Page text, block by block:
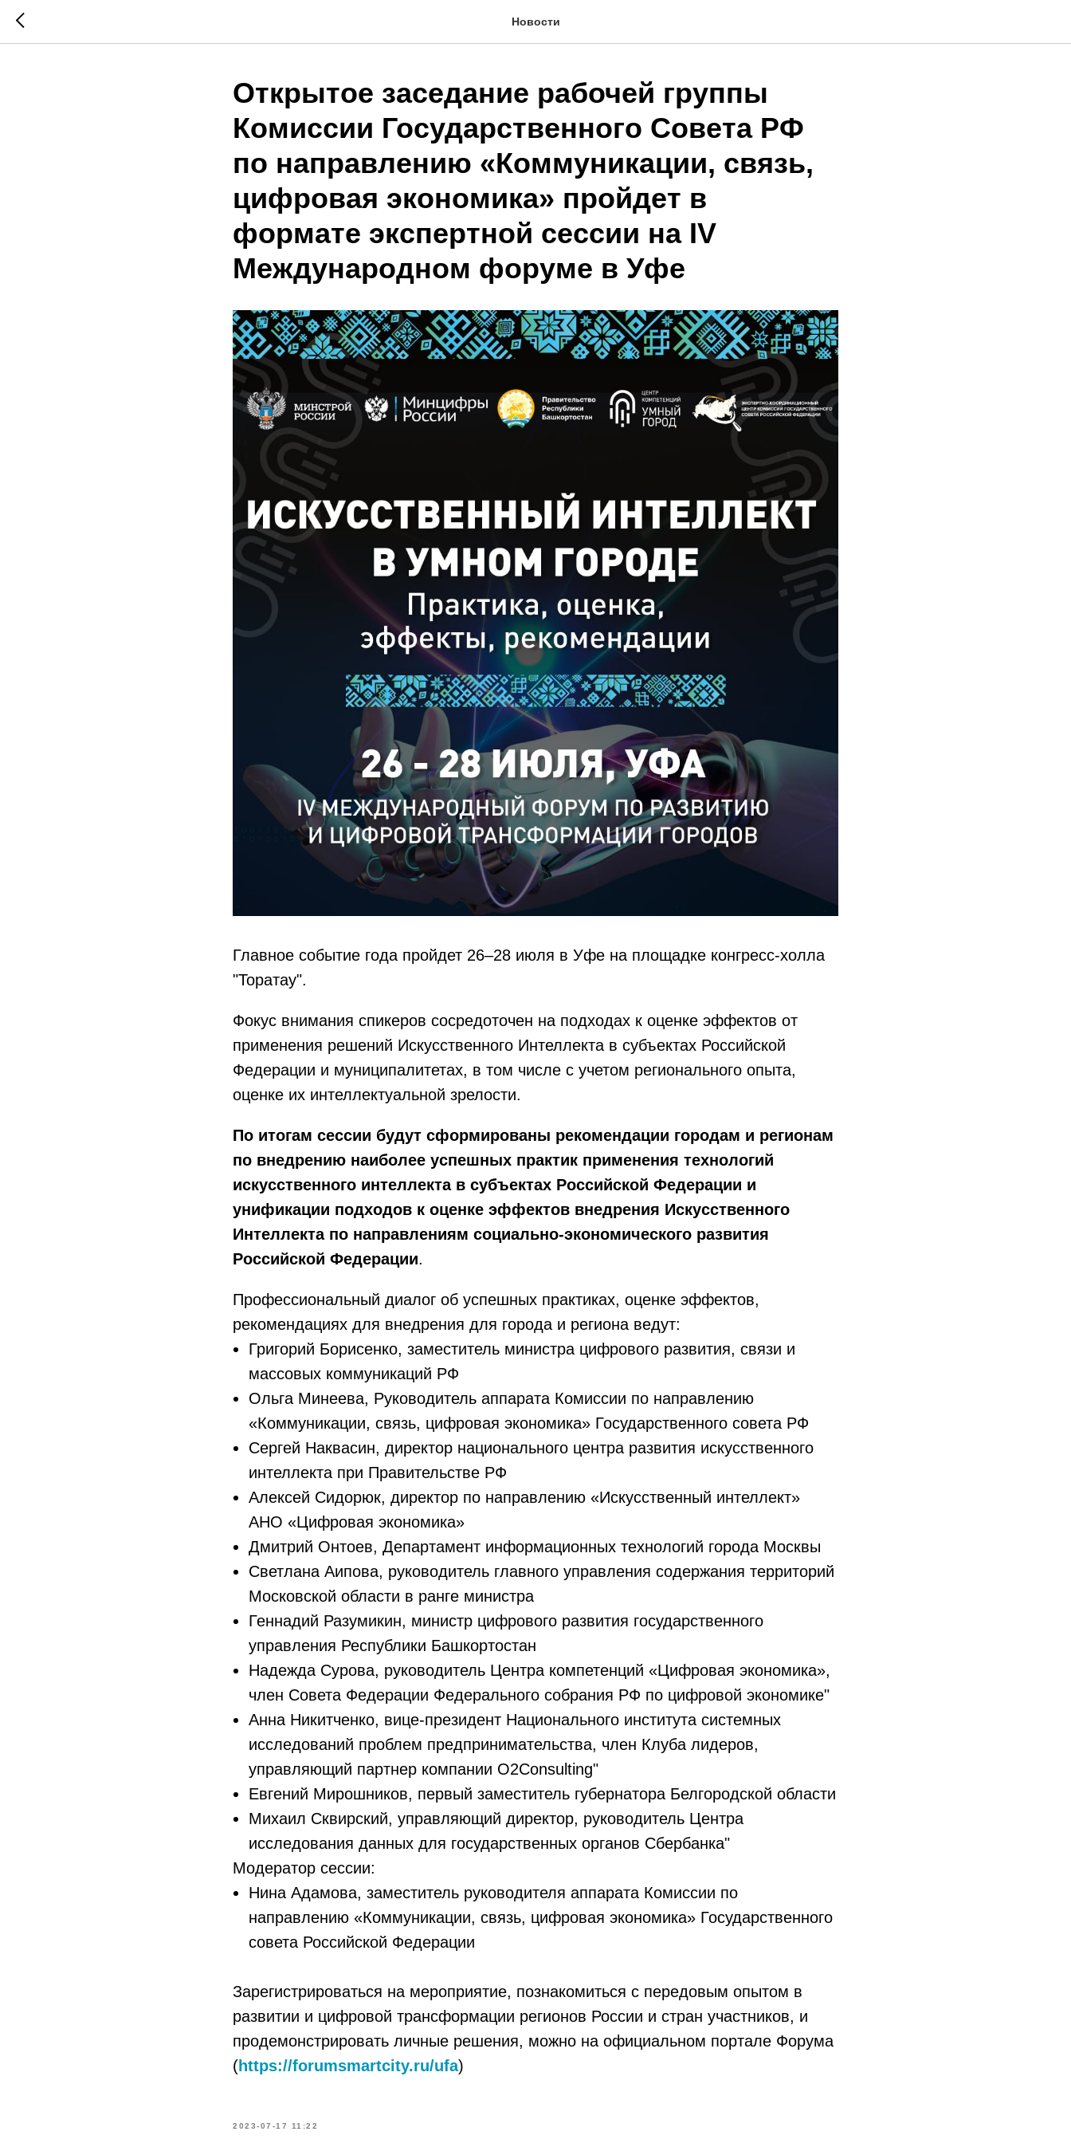
Новости
Открытое заседание рабочей группы
Комиссии Государственного Совета РФ
по направлению «Коммуникации, связь,
цифровая экономика» пройдет в
формате экспертной сессии на IV
Международном форуме в Уфе
Главное событие года пройдет 26–28 июля в Уфе на площадке конгресс-холла
"Торатау".
Фокус внимания спикеров сосредоточен на подходах к оценке эффектов от
применения решений Искусственного Интеллекта в субъектах Российской
Федерации и муниципалитетах, в том числе с учетом регионального опыта,
оценке их интеллектуальной зрелости.
По итогам сессии будут сформированы рекомендации городам и регионам
по внедрению наиболее успешных практик применения технологий
искусственного интеллекта в субъектах Российской Федерации и
унификации подходов к оценке эффектов внедрения Искусственного
Интеллекта по направлениям социально-экономического развития
Российской Федерации.
Профессиональный диалог об успешных практиках, оценке эффектов,
рекомендациях для внедрения для города и региона ведут:
Григорий Борисенко, заместитель министра цифрового развития, связи и
массовых коммуникаций РФ
Ольга Минеева, Руководитель аппарата Комиссии по направлению
«Коммуникации, связь, цифровая экономика» Государственного совета РФ
Сергей Наквасин, директор национального центра развития искусственного
интеллекта при Правительстве РФ
Алексей Сидорюк, директор по направлению «Искусственный интеллект»
АНО «Цифровая экономика»
Дмитрий Онтоев, Департамент информационных технологий города Москвы
Светлана Аипова, руководитель главного управления содержания территорий
Московской области в ранге министра
Геннадий Разумикин, министр цифрового развития государственного
управления Республики Башкортостан
Надежда Сурова, руководитель Центра компетенций «Цифровая экономика»,
член Совета Федерации Федерального собрания РФ по цифровой экономике"
Анна Никитченко, вице-президент Национального института системных
исследований проблем предпринимательства, член Клуба лидеров,
управляющий партнер компании O2Consulting"
Евгений Мирошников, первый заместитель губернатора Белгородской области
Михаил Сквирский, управляющий директор, руководитель Центра
исследования данных для государственных органов Сбербанка"
Модератор сессии:
Нина Адамова, заместитель руководителя аппарата Комиссии по
направлению «Коммуникации, связь, цифровая экономика» Государственного
совета Российской Федерации
Зарегистрироваться на мероприятие, познакомиться с передовым опытом в
развитии и цифровой трансформации регионов России и стран участников, и
продемонстрировать личные решения, можно на официальном портале Форума
(https://forumsmartcity.ru/ufa)
2023-07-17 11:22